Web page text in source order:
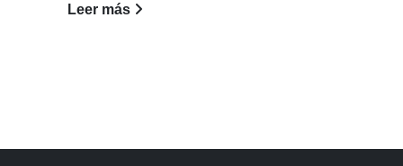
Leer más